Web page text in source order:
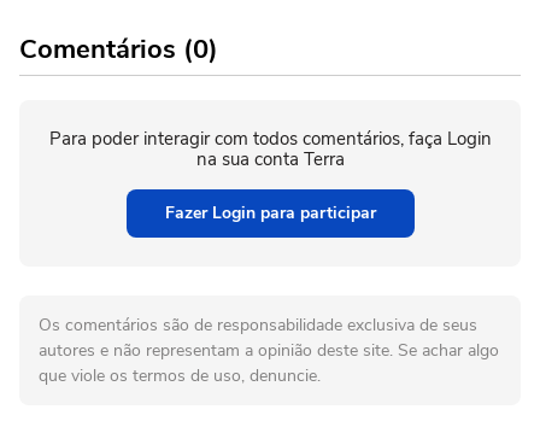
Comentários (0)
Para poder interagir com todos comentários, faça Login
na sua conta Terra
Fazer Login para participar
Os comentários são de responsabilidade exclusiva de seus
autores e não representam a opinião deste site. Se achar algo
que viole os termos de uso, denuncie.